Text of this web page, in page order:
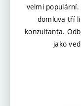
velmi
domluva tří
konzultanta.
jako